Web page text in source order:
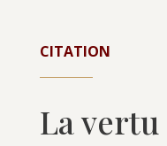
CITATION
La vertu